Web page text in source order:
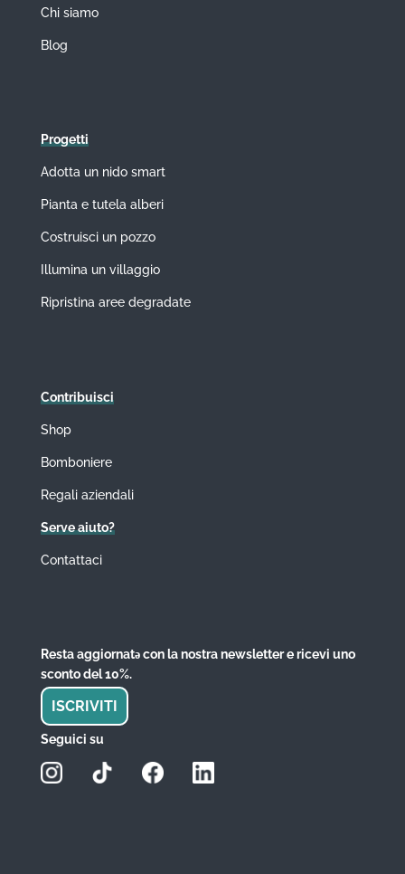
Chi siamo
Blog
Progetti
Adotta un nido smart
Pianta e tutela alberi
Costruisci un pozzo
Illumina un villaggio
Ripristina aree degradate
Contribuisci
Shop
Bomboniere
Regali aziendali
Serve aiuto?
Contattaci
Resta aggiornatǝ con la nostra newsletter e ricevi uno
sconto del 10%.
ISCRIVITI
Seguici su